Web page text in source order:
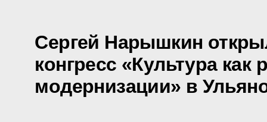
Сергей Нарышкин
конгресс «Культура как
модернизации» в